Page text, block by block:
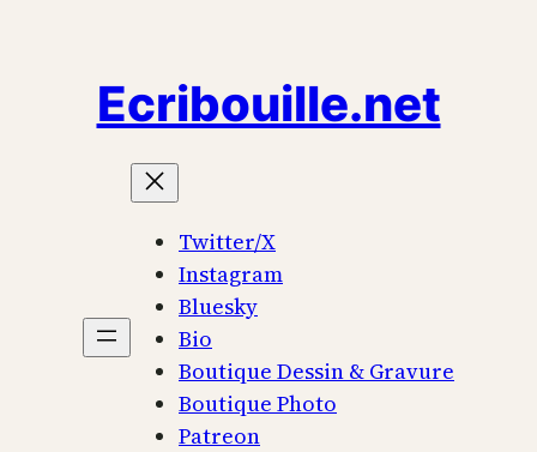
Ecribouille.net
Twitter/X
Instagram
Bluesky
Bio
Boutique Dessin & Gravure
Boutique Photo
Patreon